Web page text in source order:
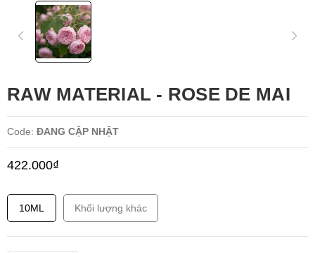
RAW MATERIAL - ROSE DE MAI
Code: ĐANG CẬP NHẬT
422.000₫
10ML Khối lượng khác